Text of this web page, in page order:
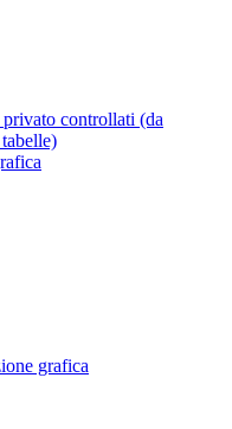
controllati (da
grafica